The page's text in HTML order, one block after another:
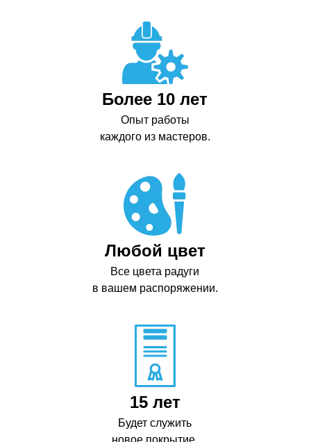
Более 10 лет
Опыт работы
каждого из мастеров.
Любой цвет
Все цвета радуги
в вашем распоряжении.
15 лет
Будет служить
новое покрытие.